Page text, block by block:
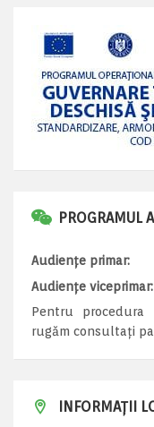
PROGRAMUL
Audiențe primar:
Audiențe viceprimar:
Pentru procedura
rugăm consultați
INFORMAȚII